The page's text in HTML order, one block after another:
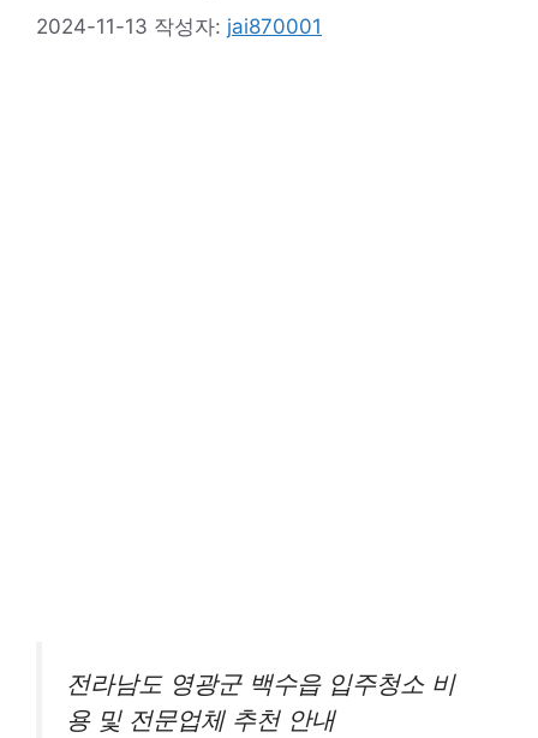
2024-11-13 작성자: jai870001
전라남도 영광군 백수읍 입주청소 비
용 및 전문업체 추천 안내